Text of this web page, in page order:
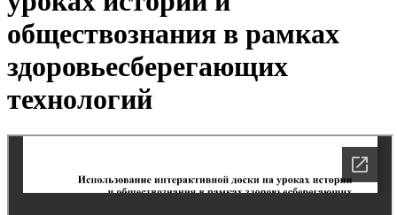
обществознания в рамках
здоровьесберегающих
технологий